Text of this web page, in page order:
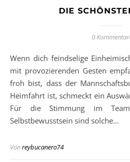
DIE
0
Wenn dich feindselige Einheimische schon am Ortsschild
mit provozierenden Gesten
froh bist, dass der
Heimfahrt ist, schmeckt ein
Für die Stimmung im
Selbstbewusstsein sind solche…
Vonreybucanero74